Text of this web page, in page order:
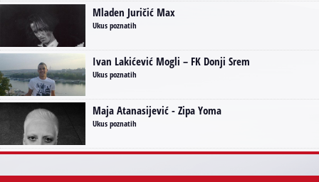
Mladen Juričić Max
Ukus poznatih
Ivan Lakićević Mogli – FK Donji Srem
Ukus poznatih
Maja Atanasijević - Zipa Yoma
Ukus poznatih